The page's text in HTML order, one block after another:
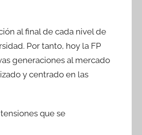
al final de cada nivel de
Por tanto, hoy la FP
generaciones al mercado
y centrado en las
que se